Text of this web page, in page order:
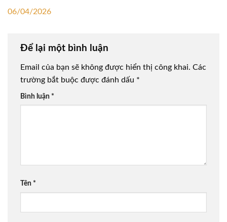
06/04/2026
Để lại một bình luận
Email của bạn sẽ không được hiển thị công khai. Các
trường bắt buộc được đánh dấu *
Bình luận *
Tên *